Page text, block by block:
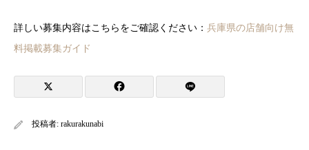
詳しい募集内容はこちらをご確認ください： 兵庫県の店舗向け無
料掲載募集ガイド
投稿者: rakurakunabi